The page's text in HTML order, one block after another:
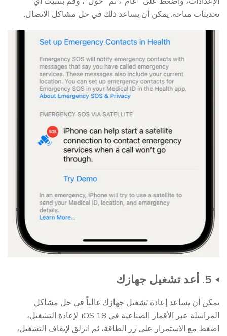
تحديثات متاحة. يمكن أن يساعد ذلك في حل مشاكل الاتصال.
5. أعد تشغيل جهازك
يمكن أن يساعد إعادة تشغيل جهازك غالباً في حل مشاكل
المراسلة عبر الأقمار الصناعية في iOS 18. لإعادة التشغيل،
اضغط مع الاستمرار على زر الطاقة، ثم انزلق لإيقاف التشغيل،